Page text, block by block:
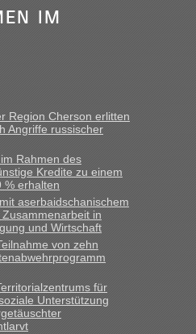
Kleidung...“
• Re: An welchem
zeitig los gegen 5 Uhr in der
super bis zur Grenze. Nur
• Re: An welchem
Polen und der Ukraine
der Grenze Richtung Polen
Abfertigung ging dann
EU-Pass dabei waren“
Reisetipps • Re: An
zwischen Polen und
im
Region Cherson erlitten
Angriffe russischer
Rahmen des
Kredite zu einem
% erhalten
aserbaidschanischem
in
und Wirtschaft
von zehn
für
Unterstützung